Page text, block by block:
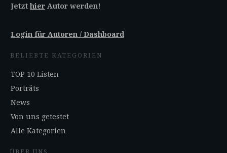
Jetzthier Autor werden!
Login für Autoren / Dashboard
BELIEBTE KATEGORIEN
TOP 10 Listen
Porträts
News
Von uns getestet
Alle Kategorien